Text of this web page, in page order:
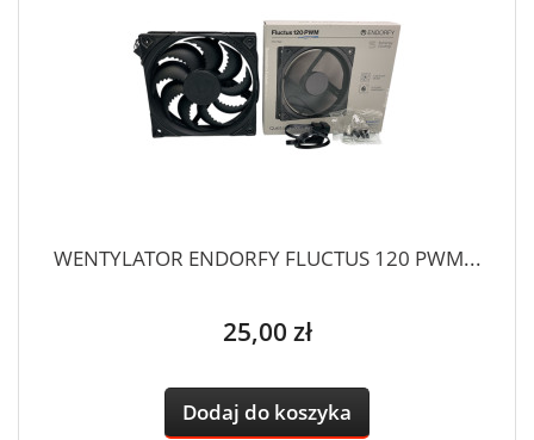
WENTYLATOR ENDORFY FLUCTUS 120 PWM...
Cena
25,00 zł
Dodaj do koszyka